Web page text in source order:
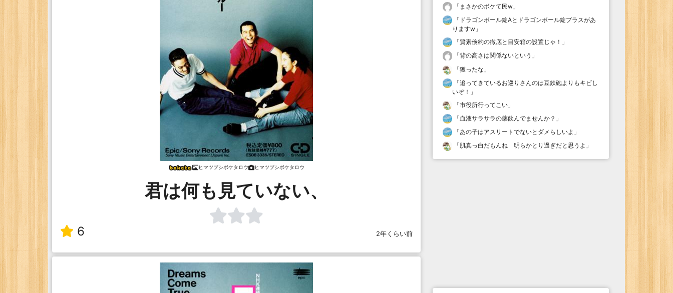
ヒマツブシボケタロウ ヒマツブシボケタロウ
君は何も見ていない、
6 2年くらい前
「 まさかのボケて民w 」
「 ドラゴンボール錠Aとドラゴンボール錠プラスがあ
りますw 」
「質素倹約の徹底と目安箱の設置じゃ！ 」
「背の高さは関係ないという 」
「獲ったな 」
「追ってきているお巡りさんのは豆鉄砲よりもキビし
いぞ！ 」
「市役所行ってこい 」
「血液サラサラの薬飲んでませんか？ 」
「あの子はアスリートでないとダメらしいよ 」
「肌真っ白だもんね 明らかとり過ぎだと思うよ 」